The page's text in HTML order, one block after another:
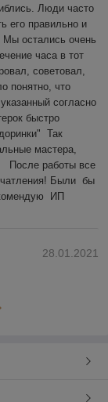
Люди часто
его правильно и
Мы остались очень
часа в тот
советовал,
понятно, что
согласно
быстро
Так
мастера,
После работы все
Были  бы
ИП
28.01.2021